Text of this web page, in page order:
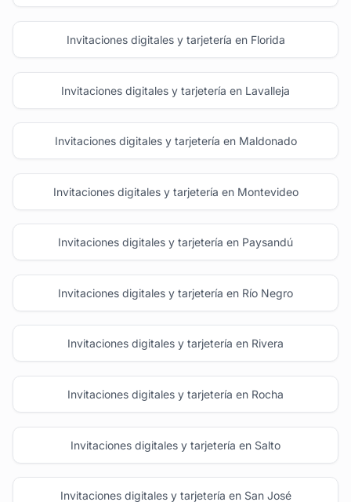
Invitaciones digitales y tarjetería en Florida
Invitaciones digitales y tarjetería en Lavalleja
Invitaciones digitales y tarjetería en Maldonado
Invitaciones digitales y tarjetería en Montevideo
Invitaciones digitales y tarjetería en Paysandú
Invitaciones digitales y tarjetería en Río Negro
Invitaciones digitales y tarjetería en Rivera
Invitaciones digitales y tarjetería en Rocha
Invitaciones digitales y tarjetería en Salto
Invitaciones digitales y tarjetería en San José